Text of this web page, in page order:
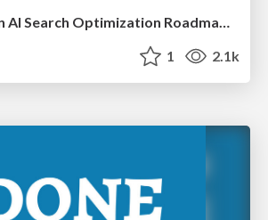
How to Build an AI Search Optimization Roadmap - Criteria and Steps to Take #SEOIRL
1 2.1k